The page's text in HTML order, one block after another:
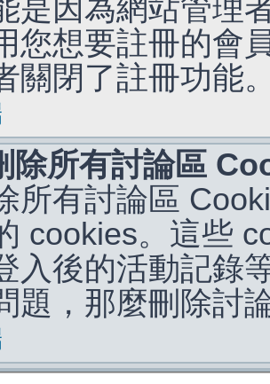
是因為網站管理
您想要註冊的會
關閉了註冊功能
除所有討論區
所有討論區
cookies。這些
入後的活動記錄
題，那麼刪除討